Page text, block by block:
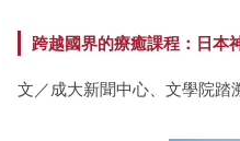
跨越國界的療癒課程：日本
文／成大新聞中心、文學院